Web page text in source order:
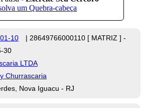
10
| 28649766000110 [ MATRIZ ] -
30
LTDA
Churrascaria
Nova Iguacu - RJ